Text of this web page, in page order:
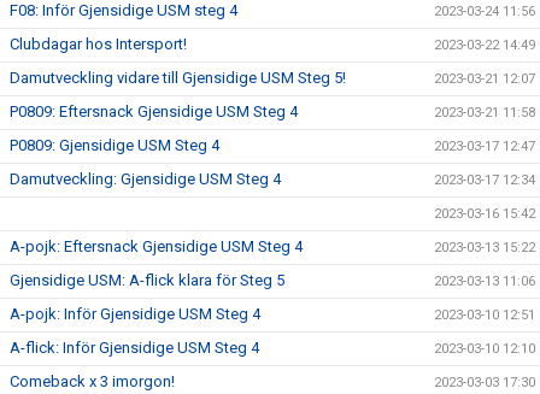
F08: Inför Gjensidige USM steg 4 2023-03-24 11:56
Clubdagar hos Intersport! 2023-03-22 14:49
Damutveckling vidare till Gjensidige USM Steg 5! 2023-03-21 12:07
P0809: Eftersnack Gjensidige USM Steg 4 2023-03-21 11:58
P0809: Gjensidige USM Steg 4 2023-03-17 12:47
Damutveckling: Gjensidige USM Steg 4 2023-03-17 12:34
2023-03-16 15:42
A-pojk: Eftersnack Gjensidige USM Steg 4 2023-03-13 15:22
Gjensidige USM: A-flick klara för Steg 5 2023-03-13 11:06
A-pojk: Inför Gjensidige USM Steg 4 2023-03-10 12:51
A-flick: Inför Gjensidige USM Steg 4 2023-03-10 12:10
Comeback x 3 imorgon! 2023-03-03 17:30